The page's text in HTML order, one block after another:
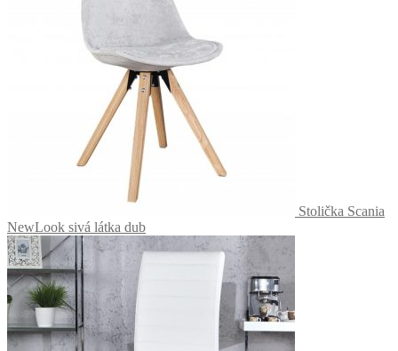
Stolička Scania
NewLook sivá látka dub